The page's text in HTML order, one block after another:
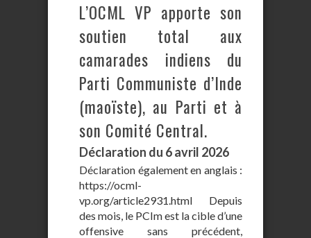
L’OCML VP apporte son
soutien total aux
camarades indiens du
Parti Communiste d’Inde
(maoïste), au Parti et à
son Comité Central.
Déclaration du 6 avril 2026
Déclaration également en anglais :
https://ocml-
vp.org/article2931.html Depuis
des mois, le PCIm est la cible d’une
offensive sans précédent,